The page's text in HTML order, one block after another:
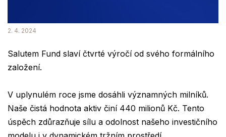
2. 4. 2024
Salutem Fund slaví čtvrté výročí od svého formálního
založení.
V uplynulém roce jsme dosáhli významných milníků.
Naše čistá hodnota aktiv činí 440 milionů Kč. Tento
úspěch zdůrazňuje sílu a odolnost našeho investičního